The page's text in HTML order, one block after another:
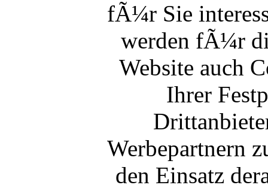
fÃ¼r Sie
werden fÃ¼r
Website auch
Ihrer
Werbepartnern
den Einsatz